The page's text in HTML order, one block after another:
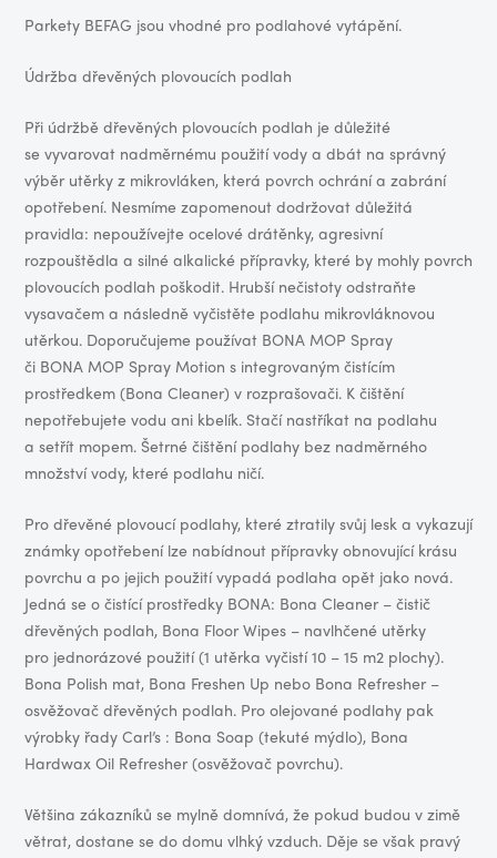
Parkety BEFAG jsou vhodné pro podlahové vytápění.
Údržba dřevěných plovoucích podlah
Při údržbě dřevěných plovoucích podlah je důležité
se vyvarovat nadměrnému použití vody a dbát na správný
výběr utěrky z mikrovláken, která povrch ochrání a zabrání
opotřebení. Nesmíme zapomenout dodržovat důležitá
pravidla: nepoužívejte ocelové drátěnky, agresivní
rozpouštědla a silné alkalické přípravky, které by mohly povrch
plovoucích podlah poškodit. Hrubší nečistoty odstraňte
vysavačem a následně vyčistěte podlahu mikrovláknovou
utěrkou. Doporučujeme používat BONA MOP Spray
či BONA MOP Spray Motion s integrovaným čistícím
prostředkem (Bona Cleaner) v rozprašovači. K čištění
nepotřebujete vodu ani kbelík. Stačí nastříkat na podlahu
a setřít mopem. Šetrné čištění podlahy bez nadměrného
množství vody, které podlahu ničí.
Pro dřevěné plovoucí podlahy, které ztratily svůj lesk a vykazují
známky opotřebení lze nabídnout přípravky obnovující krásu
povrchu a po jejich použití vypadá podlaha opět jako nová.
Jedná se o čistící prostředky BONA: Bona Cleaner – čistič
dřevěných podlah, Bona Floor Wipes – navlhčené utěrky
pro jednorázové použití (1 utěrka vyčistí 10 – 15 m2 plochy).
Bona Polish mat, Bona Freshen Up nebo Bona Refresher –
osvěžovač dřevěných podlah. Pro olejované podlahy pak
výrobky řady Carl’s : Bona Soap (tekuté mýdlo), Bona
Hardwax Oil Refresher (osvěžovač povrchu).
Většina zákazníků se mylně domnívá, že pokud budou v zimě
větrat, dostane se do domu vlhký vzduch. Děje se však pravý